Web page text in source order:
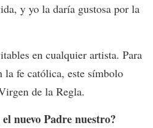
y yo la daría gustosa por la
en cualquier artista. Para
la fe católica, este símbolo
de la Regla.
nuevo Padre nuestro?